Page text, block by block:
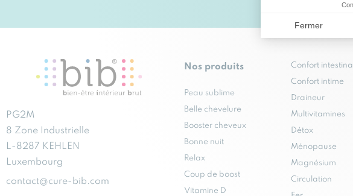
PG2M
8 Zone Industrielle
L-8287 KEHLEN
Luxembourg
contact@cure-bib.com
Nos produits
Peau sublime
Belle chevelure
Booster cheveux
Bonne nuit
Relax
Coup de boost
Vitamine D
Confort intestinal
Confort intime
Draineur
Multivitamines
Détox
Ménopause
Magnésium
Circulation